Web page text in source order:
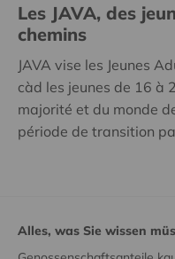
Les JAVA, des
chemins
JAVA vise les Jeunes
càd les jeunes de 16 à
majorité et du monde
période de transition
Alles, was Sie wissen